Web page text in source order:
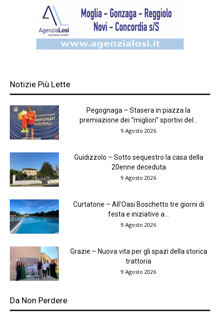
Notizie Più Lette
Pegognaga – Stasera in piazza la
premiazione dei “migliori” sportivi del...
9 Agosto 2026
Guidizzolo – Sotto sequestro la casa della
20enne deceduta
9 Agosto 2026
Curtatone – All’Oasi Boschetto tre giorni di
festa e iniziative a...
9 Agosto 2026
Grazie – Nuova vita per gli spazi della storica
trattoria
9 Agosto 2026
Da Non Perdere